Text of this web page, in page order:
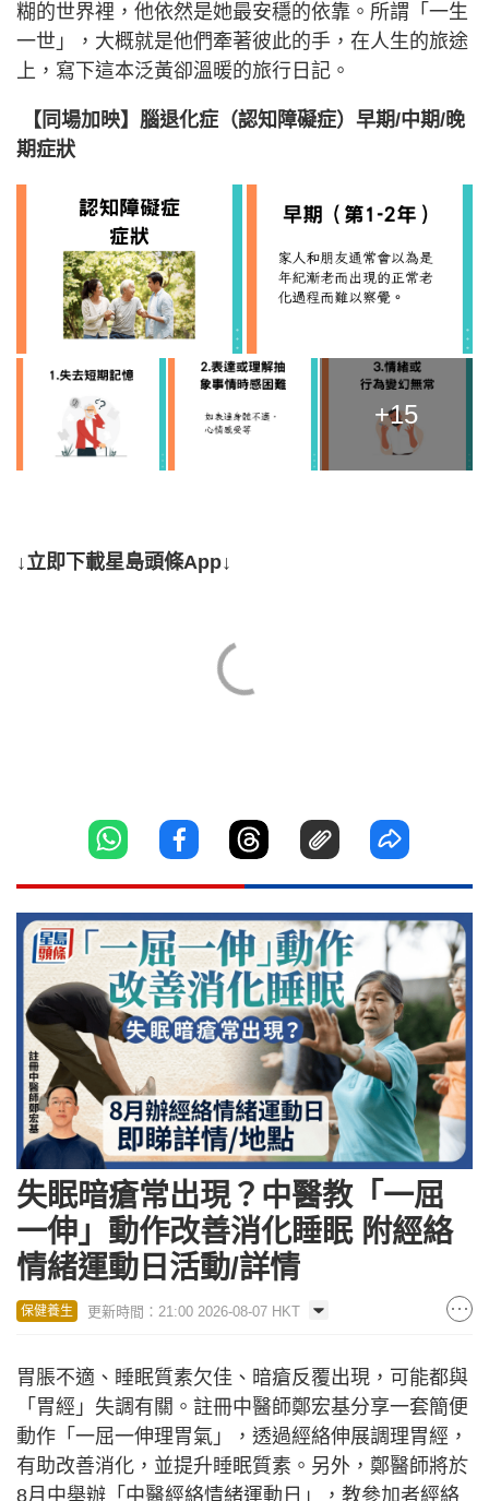
糊的世界裡，他依然是她最安穩的依靠。所謂「一生
一世」，大概就是他們牽著彼此的手，在人生的旅途
上，寫下這本泛黃卻溫暖的旅行日記。
【同場加映】腦退化症（認知障礙症）早期/中期/晚
期症狀
+15
↓立即下載星島頭條App↓
失眠暗瘡常出現？中醫教「一屈
一伸」動作改善消化睡眠 附經絡
情緒運動日活動/詳情
保健養生 更新時間：21:00 2026-08-07 HKT
胃脹不適、睡眠質素欠佳、暗瘡反覆出現，可能都與
「胃經」失調有關。註冊中醫師鄭宏基分享一套簡便
動作「一屈一伸理胃氣」，透過經絡伸展調理胃經，
有助改善消化，並提升睡眠質素。另外，鄭醫師將於
8月中舉辦「中醫經絡情緒運動日」，教參加者經絡